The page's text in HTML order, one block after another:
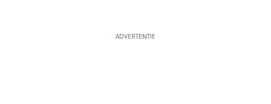
ADVERTENTIE